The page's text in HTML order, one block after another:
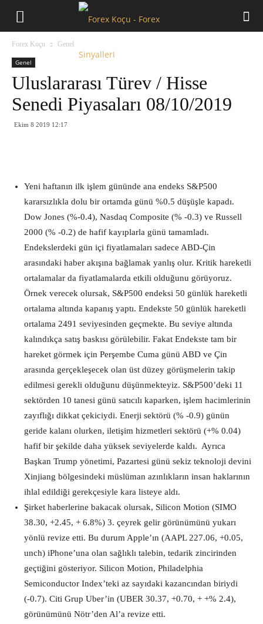
Forex Koçu Genel
Genel
Uluslararası Türev / Hisse
Senedi Piyasaları 08/10/2019
Ekim 8 2019 12:17
Yeni haftanın ilk işlem gününde ana endeks S&P500
kararsızlıkla dolu bir ortamda günü %0.5 düşüşle kapadı.
Dow Jones (%-0.4), Nasdaq Composite (% -0.3) ve Russell
2000 (% -0.2) de hafif kayıplarla günü tamamladı.
Endekslerdeki gün içi fiyatlamaları sadece ABD-Çin
arasındaki haber akışına bağlamak yanlış olur. Kritik hareketli
ortalamalar da fiyatlamalarda etkili olduğunu görüyoruz.
Örnek verecek olursak, S&P500 endeksi 50 günlük hareketli
ortalama altında kapanış yaptı. Endekste 50 günlük hareketli
ortalama 2491 seviyesinden geçmekte. Bu seviye altında
kalındıkça satış baskısı görülebilir. Fakat Endekste tam bir
hareket görmek için Perşembe Cuma günü ABD ve Çin
arasında gerçekleşecek olan üst düzey görüşmelerin takip
edilmesi gerekli olduğunu düşünmekteyiz. S&P500’deki 11
sektörden 10 tanesi günü satıcılı kaparken, işlem hacimlerinin
zayıflığı dikkat çekiciydi. Enerji sektörü (% -0.9) günün
geride kalanı olurken, iletişim hizmetleri sektörü (+% 0.04)
hafif bir şekilde daha yüksek seviyelerde kaldı. Ayrıca
Başkan Trump yönetimi, Pazartesi günü sekiz teknoloji devini
Xinjiang bölgesindeki müslüman azınlıkların insan haklarının
ihlal edildiği gerekçesiyle kara listeye aldı.
Şirket haberlerine bakacak olursak, Silicon Motion (SIMO
38.30, +2.45, + 6.8%) 3. çeyrek gelir görünümünü yukarı
yönlü revize etti. Bu durum Apple’ın (AAPL 227.06, +0.05,
unch) iPhone’una olan sağlıklı talebin, tedarik zincirinden
geçtiğini gösteriyor. Silicon Motion, Philadelphia
Semiconductor Index’teki az sayıdaki kazancından biriydi
(-0.7). Citi Grup Uber’in (UBER 30.37, +0.70, + +% 2.4),
görünümünü Nötr’den Al’a revize etti.